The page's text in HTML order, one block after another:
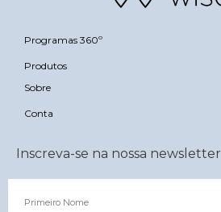
Programas 360º
Produtos
Sobre
Conta
Inscreva-se na nossa newsletter